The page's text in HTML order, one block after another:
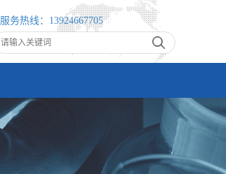
服务热线： 13924667705